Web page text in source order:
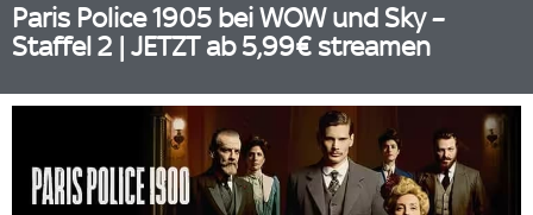
Paris Police 1905 bei WOW und Sky –
Staffel 2 | JETZT ab 5,99€ streamen